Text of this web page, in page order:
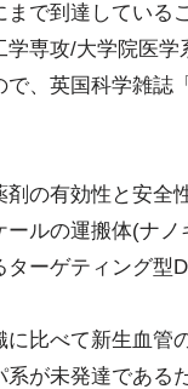
まで到達している
専攻/大学院医
、英国科学雑誌
の有効性と安全
ルの運搬体(ナ
ーゲティング型
に比べて新生血管
が未発達である